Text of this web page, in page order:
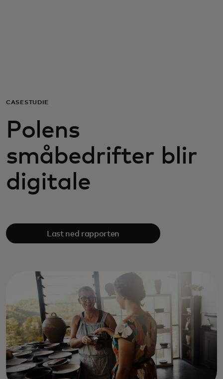
Nyheter og trender
CASESTUDIE
Polens
småbedrifter blir
digitale
Last ned rapporten